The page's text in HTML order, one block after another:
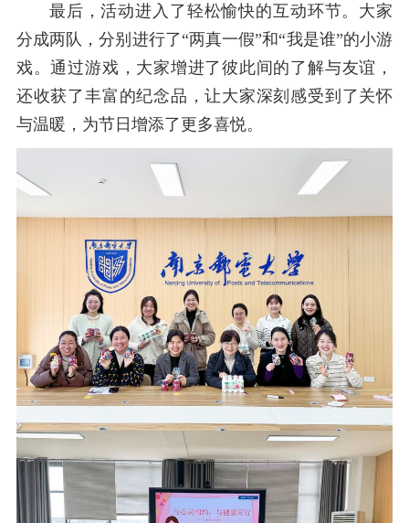
最后，活动进入了轻松愉快的互动环节。大家
分成两队，分别进行了“两真一假”和“我是谁”的小游
戏。通过游戏，大家增进了彼此间的了解与友谊，
还收获了丰富的纪念品，让大家深刻感受到了关怀
与温暖，为节日增添了更多喜悦。